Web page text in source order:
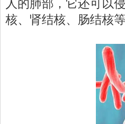
人的肺部，它还可以
核、肾结核、肠结核等